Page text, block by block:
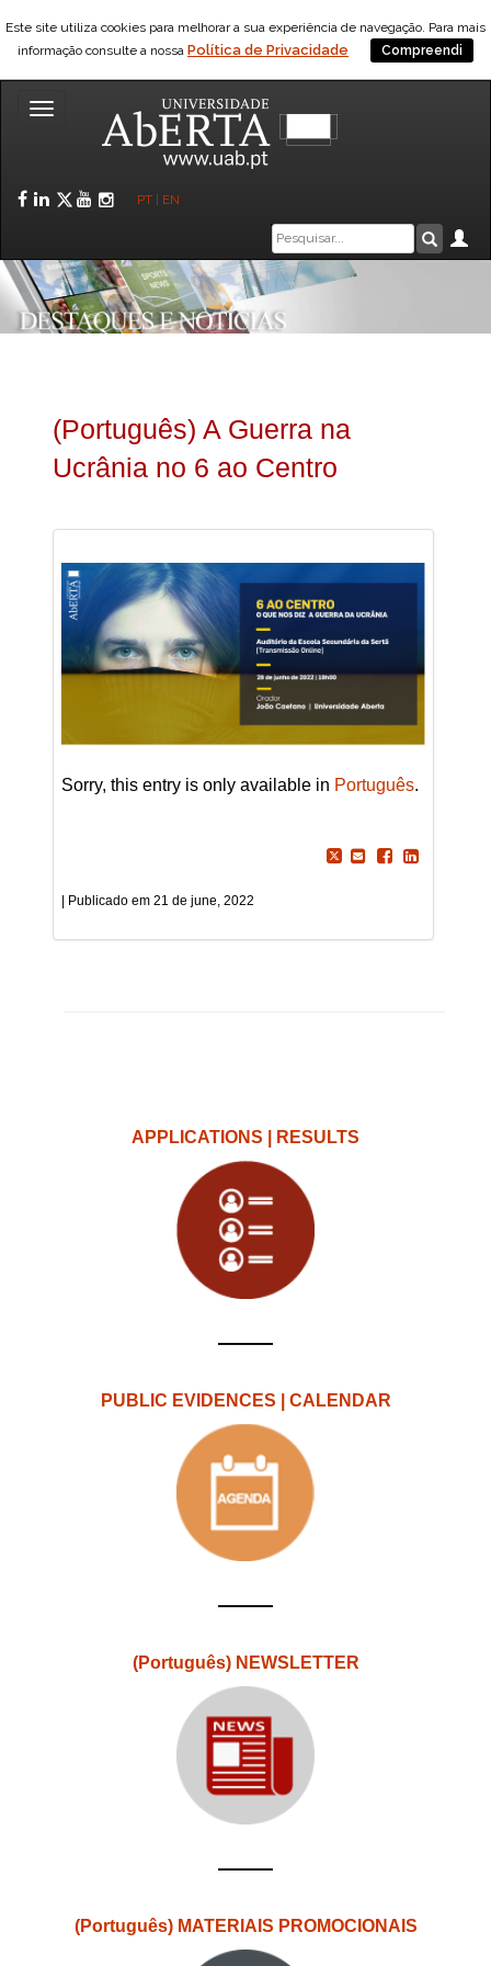
Este site utiliza cookies para melhorar a sua experiência de navegação. Para mais
informação consulte a nossa Política de Privacidade Compreendi
Toggle
Facebook
LinkedIn
Twitter
YouTube
Instagram
PT EN
Caixa
de
pesquisa
(Português) A Guerra na
Ucrânia no 6 ao Centro
Sorry, this entry is only available in Português.
21 de june, 2022
APPLICATIONS | RESULTS
PUBLIC EVIDENCES | CALENDAR
(Português) NEWSLETTER
(Português) MATERIAIS PROMOCIONAIS